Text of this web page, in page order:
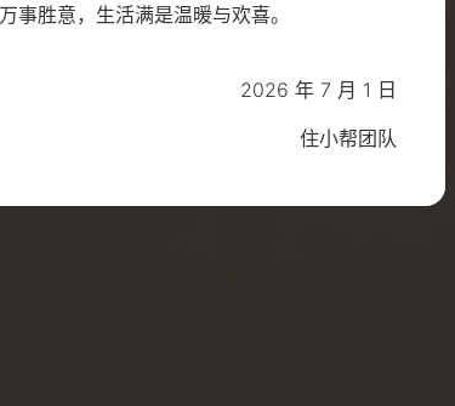
事胜意，生活满是温暖与欢喜。
2026 年 7 月 1 日
住小帮团队